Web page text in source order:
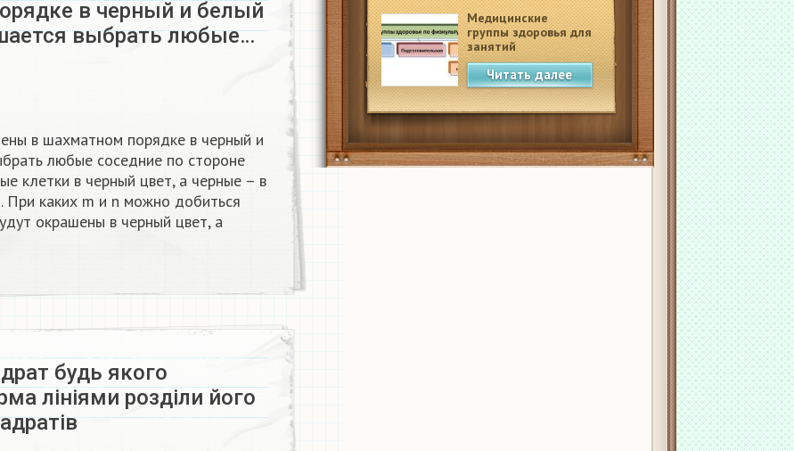
Медицинские
группы здоровья для
занятий
физкультурой в
школеЧитать далее
в черный и белый
выбрать любые…
в шахматном порядке в черный и
любые соседние по стороне
клетки в черный цвет, а черные – в
При каких m и n можно добиться
окрашены в черный цвет, а
будь якого
лініями розділи його